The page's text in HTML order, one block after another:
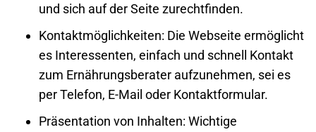
und sich auf der Seite zurechtfinden.
Kontaktmöglichkeiten: Die Webseite ermöglicht
es Interessenten, einfach und schnell Kontakt
zum Ernährungsberater aufzunehmen, sei es
per Telefon, E-Mail oder Kontaktformular.
Präsentation von Inhalten: Wichtige